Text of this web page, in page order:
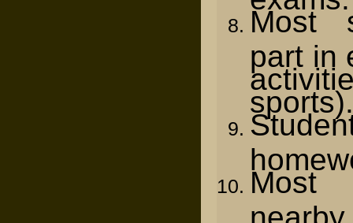
Most
part in
sports).
Most
nearby.